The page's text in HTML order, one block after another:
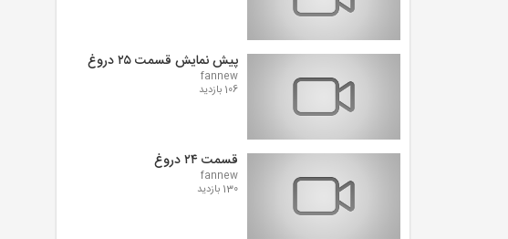
پیش نمایش قسمت ۲۵ دروغ
fannew
106 بازدید
قسمت ۲۴ دروغ
fannew
130 بازدید